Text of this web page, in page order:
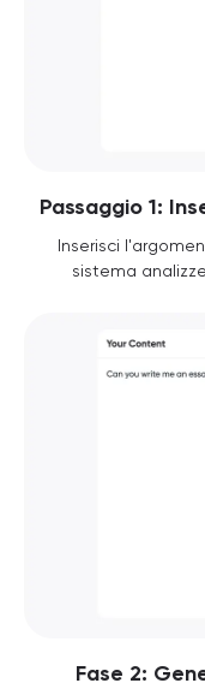
Passaggio 1:
Inserisci
sistema
Fase 2: